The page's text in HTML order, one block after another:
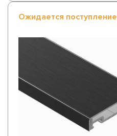
Ожидается поступление